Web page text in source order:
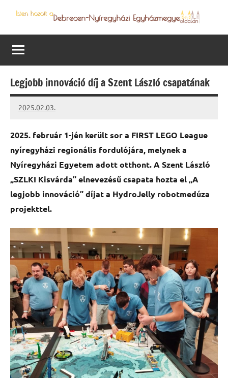
content
Debrecen-
Nyíregyházi
Egyházmegye
programjai
Legjobb innováció díj a Szent László csapatának
2025.02.03.
Leiszt
2025. február 1-jén került sor a FIRST LEGO League
nyíregyházi regionális fordulójára, melynek a
Nyíregyházi Egyetem adott otthont. A Szent László
„SZLKI Kisvárda” elnevezésű csapata hozta el „A
legjobb innováció” díjat a HydroJelly robotmedúza
projekttel.